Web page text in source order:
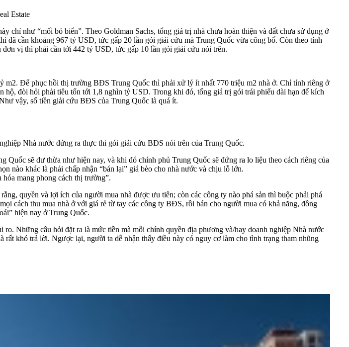
Estate
như “mối bỏ biển”. Theo Goldman Sachs, tổng giá trị nhà chưa hoàn thiện và đất chưa sử dụng ở
cần khoảng 967 tỷ USD, tức gấp 20 lần gói giải cứu mà Trung Quốc vừa công bố. Còn theo tính
vị thì phải cần tới 442 tỷ USD, tức gấp 10 lần gói giải cứu nói trên.
m2. Để phục hồi thị trường BĐS Trung Quốc thì phải xử lý ít nhất 770 triệu m2 nhà ở. Chỉ tính riêng ở
đòi hỏi phải tiêu tốn tới 1,8 nghìn tỷ USD. Trong khi đó, tổng giá trị gói trái phiếu dài hạn để kích
vậy, số tiền giải cứu BĐS của Trung Quốc là quá ít.
Nhà nước đứng ra thực thi gói giải cứu BĐS nói trên của Trung Quốc.
sẽ dư thừa như hiện nay, và khi đó chính phủ Trung Quốc sẽ đứng ra lo liệu theo cách riêng của
nào khác là phải chấp nhận “bán lại” giá bèo cho nhà nước và chịu lỗ lớn.
mang phong cách thị trường”.
quyền và lợi ích của người mua nhà được ưu tiên; còn các công ty nào phá sản thì buộc phải phá
cách thu mua nhà ở với giá rẻ từ tay các công ty BĐS, rồi bán cho người mua có khả năng, đồng
hiện nay ở Trung Quốc.
Những câu hỏi đặt ra là mức tiền mà mỗi chính quyền địa phương và/hay doanh nghiệp Nhà nước
khó trả lời. Ngược lại, người ta dễ nhận thấy điều này có nguy cơ làm cho tình trạng tham nhũng